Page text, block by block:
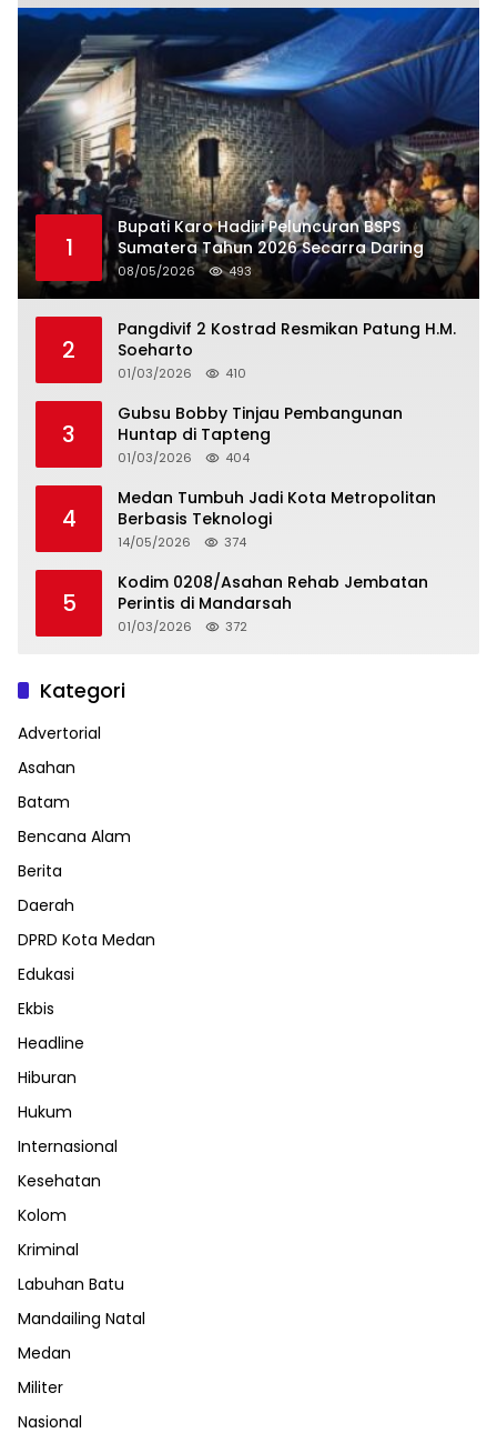
1
Bupati Karo Hadiri Peluncuran BSPS
Sumatera Tahun 2026 Secarra Daring
08/05/2026 493
2
Pangdivif 2 Kostrad Resmikan Patung H.M.
Soeharto
01/03/2026 410
3
Gubsu Bobby Tinjau Pembangunan
Huntap di Tapteng
01/03/2026 404
4
Medan Tumbuh Jadi Kota Metropolitan
Berbasis Teknologi
14/05/2026 374
5
Kodim 0208/Asahan Rehab Jembatan
Perintis di Mandarsah
01/03/2026 372
Kategori
Advertorial
Asahan
Batam
Bencana Alam
Berita
Daerah
DPRD Kota Medan
Edukasi
Ekbis
Headline
Hiburan
Hukum
Internasional
Kesehatan
Kolom
Kriminal
Labuhan Batu
Mandailing Natal
Medan
Militer
Nasional